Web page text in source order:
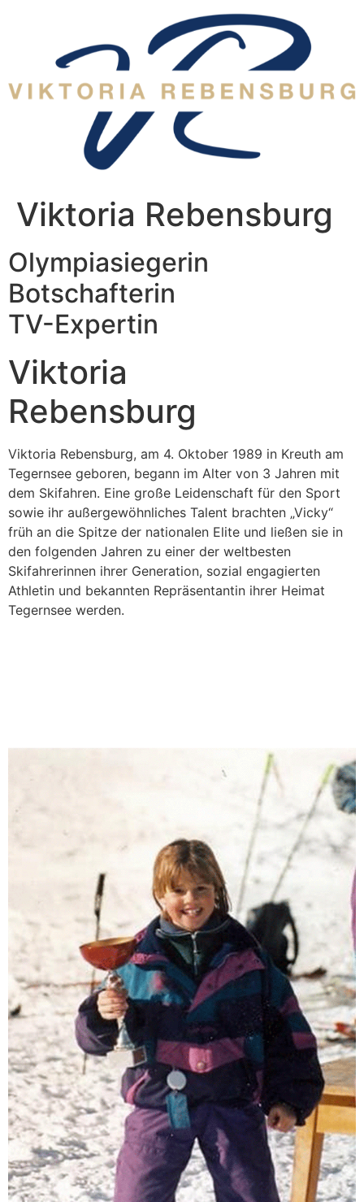
Viktoria Rebensburg
Olympiasiegerin
Botschafterin
TV-Expertin
Viktoria
Rebensburg
Viktoria Rebensburg, am 4. Oktober 1989 in Kreuth am
Tegernsee geboren, begann im Alter von 3 Jahren mit
dem Skifahren. Eine große Leidenschaft für den Sport
sowie ihr außergewöhnliches Talent brachten „Vicky“
früh an die Spitze der nationalen Elite und ließen sie in
den folgenden Jahren zu einer der weltbesten
Skifahrerinnen ihrer Generation, sozial engagierten
Athletin und bekannten Repräsentantin ihrer Heimat
Tegernsee werden.